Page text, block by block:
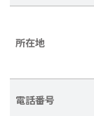
所在地
電話番号